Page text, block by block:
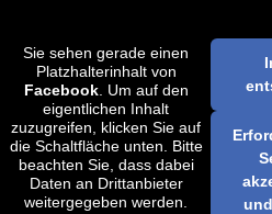
Sie sehen gerade einen
Platzhalterinhalt von
Facebook. Um auf den
eigentlichen Inhalt
zuzugreifen, klicken Sie auf
die Schaltfläche unten. Bitte
beachten Sie, dass dabei
Daten an Drittanbieter
weitergegeben werden.